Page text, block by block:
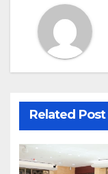
Related Post